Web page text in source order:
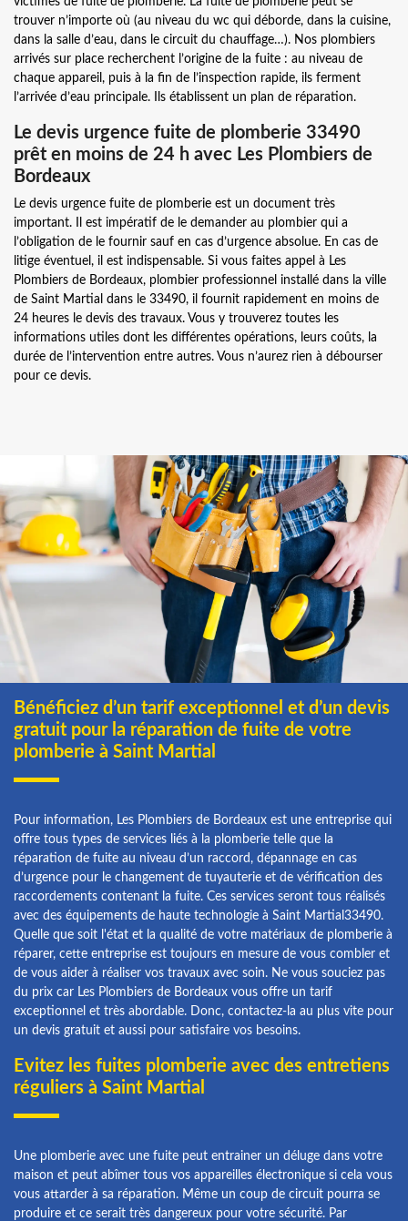
trouver n’importe où (au niveau du wc qui déborde, dans la cuisine,
dans la salle d’eau, dans le circuit du chauffage…). Nos plombiers
arrivés sur place recherchent l’origine de la fuite : au niveau de
chaque appareil, puis à la fin de l’inspection rapide, ils ferment
l’arrivée d’eau principale. Ils établissent un plan de réparation.
Le devis urgence fuite de plomberie 33490
prêt en moins de 24 h avec Les Plombiers de
Bordeaux
Le devis urgence fuite de plomberie est un document très
important. Il est impératif de le demander au plombier qui a
l’obligation de le fournir sauf en cas d’urgence absolue. En cas de
litige éventuel, il est indispensable. Si vous faites appel à Les
Plombiers de Bordeaux, plombier professionnel installé dans la ville
de Saint Martial dans le 33490, il fournit rapidement en moins de
24 heures le devis des travaux. Vous y trouverez toutes les
informations utiles dont les différentes opérations, leurs coûts, la
durée de l’intervention entre autres. Vous n’aurez rien à débourser
pour ce devis.
Bénéficiez d’un tarif exceptionnel et d’un devis
gratuit pour la réparation de fuite de votre
plomberie à Saint Martial
Pour information, Les Plombiers de Bordeaux est une entreprise qui
offre tous types de services liés à la plomberie telle que la
réparation de fuite au niveau d’un raccord, dépannage en cas
d’urgence pour le changement de tuyauterie et de vérification des
raccordements contenant la fuite. Ces services seront tous réalisés
avec des équipements de haute technologie à Saint Martial33490.
Quelle que soit l'état et la qualité de votre matériaux de plomberie à
réparer, cette entreprise est toujours en mesure de vous combler et
de vous aider à réaliser vos travaux avec soin. Ne vous souciez pas
du prix car Les Plombiers de Bordeaux vous offre un tarif
exceptionnel et très abordable. Donc, contactez-la au plus vite pour
un devis gratuit et aussi pour satisfaire vos besoins.
Evitez les fuites plomberie avec des entretiens
réguliers à Saint Martial
Une plomberie avec une fuite peut entrainer un déluge dans votre
maison et peut abîmer tous vos appareilles électronique si cela vous
vous attarder à sa réparation. Même un coup de circuit pourra se
produire et ce serait très dangereux pour votre sécurité. Par